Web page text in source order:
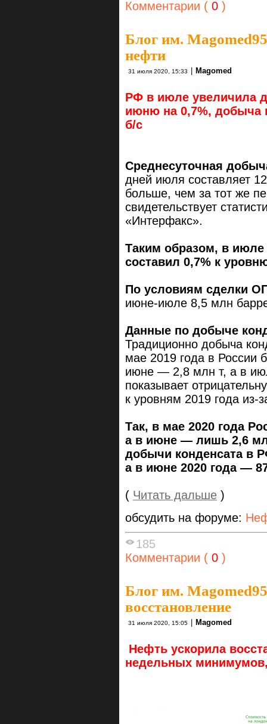
Комментарии ( 0 )
Блог им. Magomed95
нефти
31 июля 2020, 15:33 | Magomed
РФ в июле увеличила
июню на 0,7%, добыча
б/с
Среднесуточная
дней июля составляет
больше, чем за тот же
свидетельствует
«Интерфакс».
Таким образом, в
составил 0,7% к
По условиям сделки
июне-июле 8,5 млн
Данные по добыче
Традиционно добыча
мае 2019 года в России
июне — 2,8 млн т, а в
показывает
к уровням 2019 года из-
Так, в мае 2020 года
а в июне — лишь 2,6
добычи конденсата в
а в июне 2020 года —
( Читать дальше )
обсудить на форуме:
185
Комментарии ( 0 )
Блог им. Magomed95
восстановление
31 июля 2020, 15:05 Magomed
Нефть ускорила
недельных